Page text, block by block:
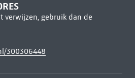
verwijzen, gebruik dan de
300306448